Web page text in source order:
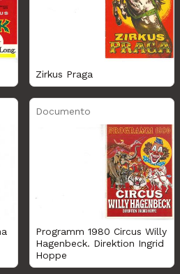
Zirkus Praga
Documento
Programm 1980 Circus Willy
Hagenbeck. Direktion Ingrid
Hoppe